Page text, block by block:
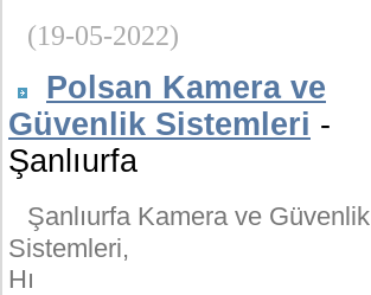
(19-05-2022)
Polsan Kamera ve
Güvenlik Sistemleri -
Şanlıurfa
Şanlıurfa Kamera ve Güvenlik
Sistemleri,
Hı